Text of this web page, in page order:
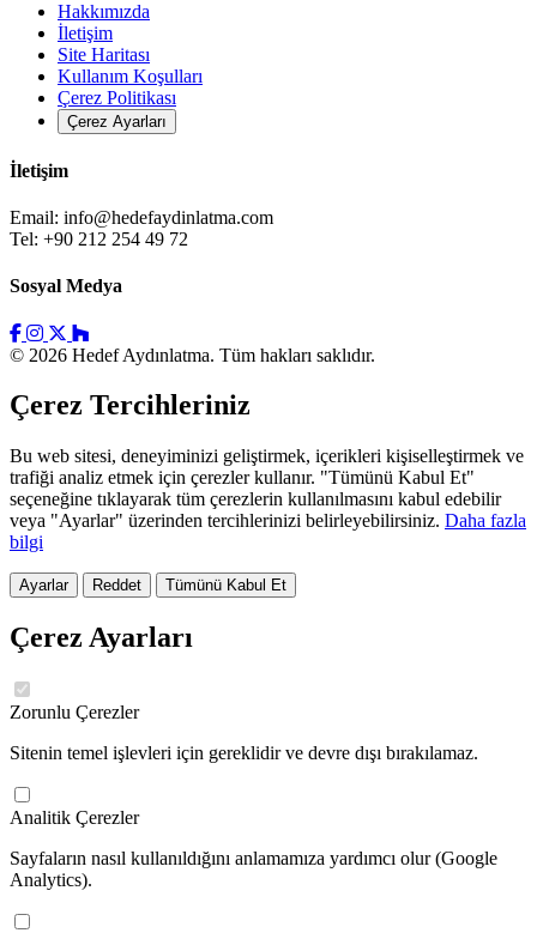
Hakkımızda
İletişim
Site Haritası
Kullanım Koşulları
Çerez Politikası
Çerez Ayarları
İletişim
Email: info@hedefaydinlatma.com
Tel: +90 212 254 49 72
Sosyal Medya
© 2026 Hedef Aydınlatma. Tüm hakları saklıdır.
Çerez Tercihleriniz
Bu web sitesi, deneyiminizi geliştirmek, içerikleri kişiselleştirmek ve
trafiği analiz etmek için çerezler kullanır. "Tümünü Kabul Et"
seçeneğine tıklayarak tüm çerezlerin kullanılmasını kabul edebilir
veya "Ayarlar" üzerinden tercihlerinizi belirleyebilirsiniz. Daha fazla
bilgi
Ayarlar Reddet Tümünü Kabul Et
Çerez Ayarları
Zorunlu Çerezler
Sitenin temel işlevleri için gereklidir ve devre dışı bırakılamaz.
Analitik Çerezler
Sayfaların nasıl kullanıldığını anlamamıza yardımcı olur (Google
Analytics).